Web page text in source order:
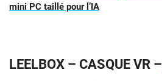
mini PC taillé pour l’IA
LEELBOX – CASQUE VR –